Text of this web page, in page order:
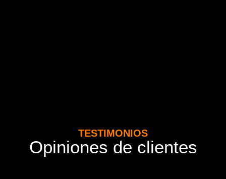
TESTIMONIOS
Opiniones de clientes